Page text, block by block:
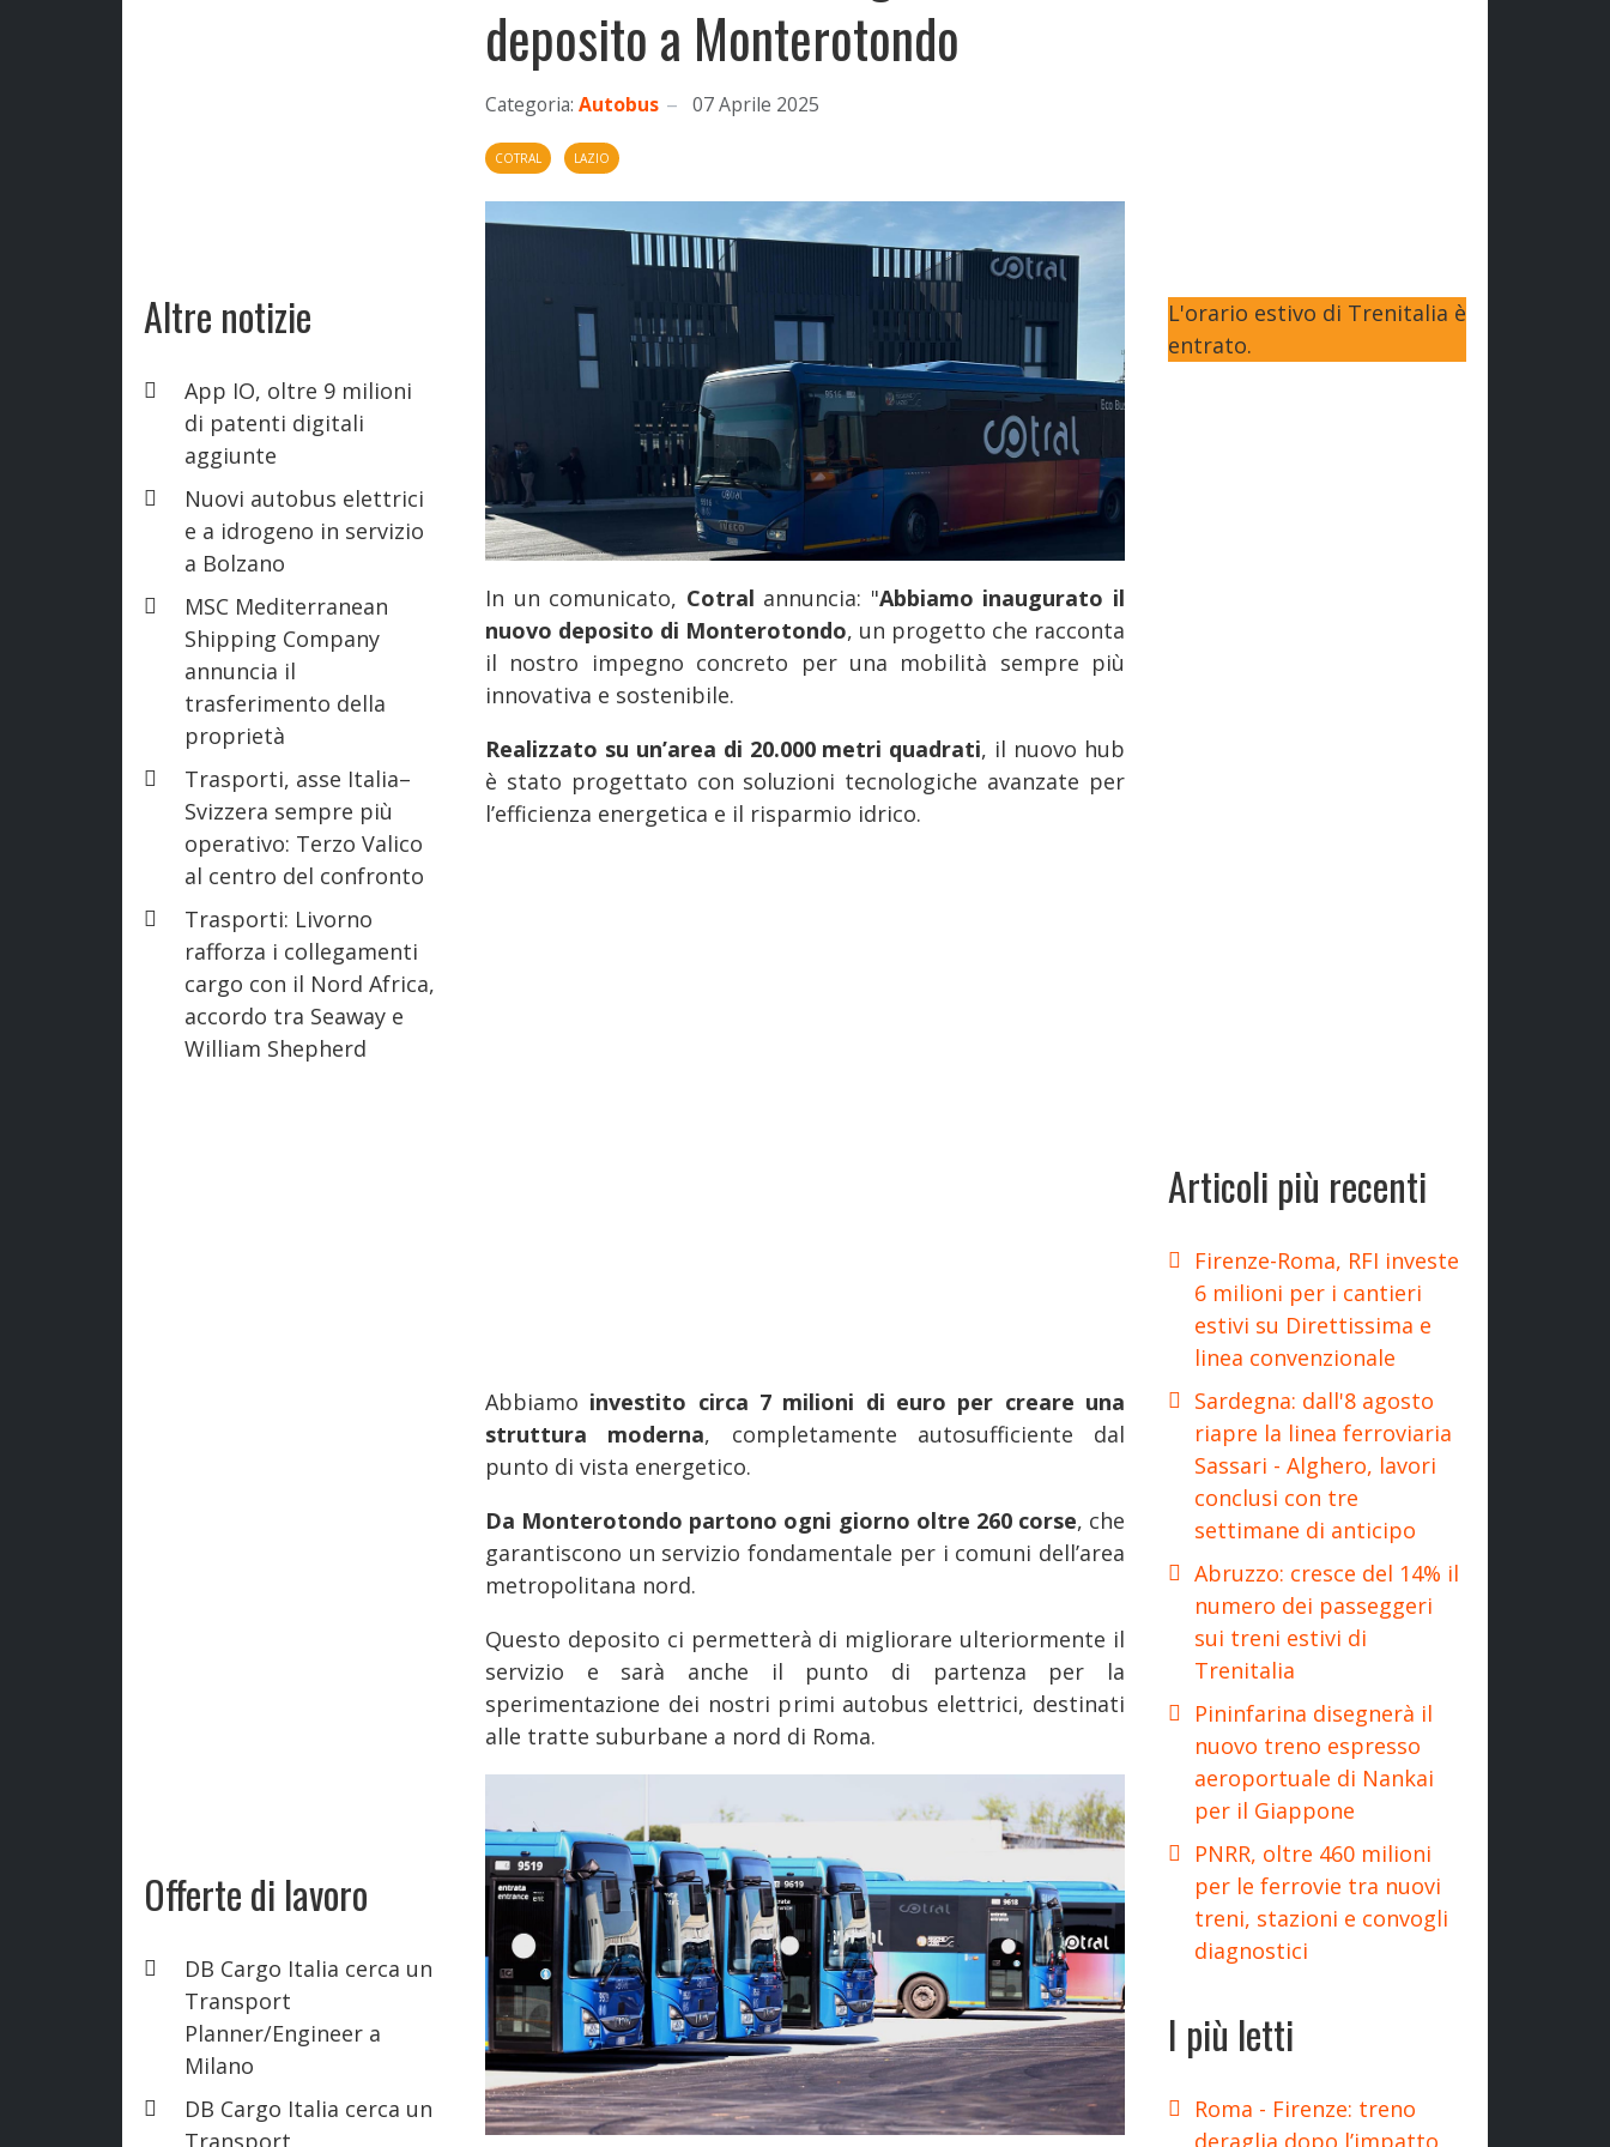
Altre notizie
App IO, oltre 9 milioni
di patenti digitali
aggiunte
Nuovi autobus elettrici
e a idrogeno in servizio
a Bolzano
MSC Mediterranean
Shipping Company
annuncia il
trasferimento della
proprietà
Trasporti, asse Italia–
Svizzera sempre più
operativo: Terzo Valico
al centro del confronto
Trasporti: Livorno
rafforza i collegamenti
cargo con il Nord Africa,
accordo tra Seaway e
William Shepherd
Offerte di lavoro
DB Cargo Italia cerca un
Transport
Planner/Engineer a
Milano
DB Cargo Italia cerca un
Transport
deposito a Monterotondo
Categoria: Autobus 07 Aprile 2025
COTRAL LAZIO
In un comunicato, Cotral annuncia: "Abbiamo inaugurato il
nuovo deposito di Monterotondo, un progetto che racconta
il nostro impegno concreto per una mobilità sempre più
innovativa e sostenibile.
Realizzato su un’area di 20.000 metri quadrati, il nuovo hub
è stato progettato con soluzioni tecnologiche avanzate per
l’efficienza energetica e il risparmio idrico.
Abbiamo investito circa 7 milioni di euro per creare una
struttura moderna, completamente autosufficiente dal
punto di vista energetico.
Da Monterotondo partono ogni giorno oltre 260 corse, che
garantiscono un servizio fondamentale per i comuni dell’area
metropolitana nord.
Questo deposito ci permetterà di migliorare ulteriormente il
servizio e sarà anche il punto di partenza per la
sperimentazione dei nostri primi autobus elettrici, destinati
alle tratte suburbane a nord di Roma.
L'orario estivo di Trenitalia è
entrato.
Articoli più recenti
Firenze-Roma, RFI investe
6 milioni per i cantieri
estivi su Direttissima e
linea convenzionale
Sardegna: dall'8 agosto
riapre la linea ferroviaria
Sassari - Alghero, lavori
conclusi con tre
settimane di anticipo
Abruzzo: cresce del 14% il
numero dei passeggeri
sui treni estivi di
Trenitalia
Pininfarina disegnerà il
nuovo treno espresso
aeroportuale di Nankai
per il Giappone
PNRR, oltre 460 milioni
per le ferrovie tra nuovi
treni, stazioni e convogli
diagnostici
I più letti
Roma - Firenze: treno
deraglia dopo l’impatto